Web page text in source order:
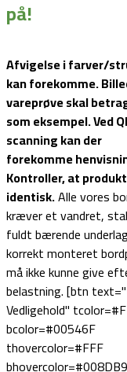
på!
Afvigelse i farver/
kan forekomme.
vareprøve skal
som eksempel.Ved
scanning kan der
forekomme
Kontroller, at
identisk.Alle vores
kræver et vandret,
fuldt bærende
korrekt monteret
må ikke kunne give
belastning. [btn
Vedligehold"
bcolor=#00546F
thovercolor=#FFF
bhovercolor=#008DB9